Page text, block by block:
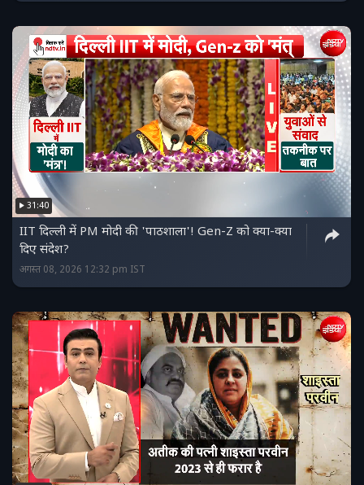
31:40
IIT दिल्ली में PM मोदी की 'पाठशाला'! Gen-Z को क्या-क्या
दिए संदेश?
अगस्त 08, 2026 12:32 pm IST